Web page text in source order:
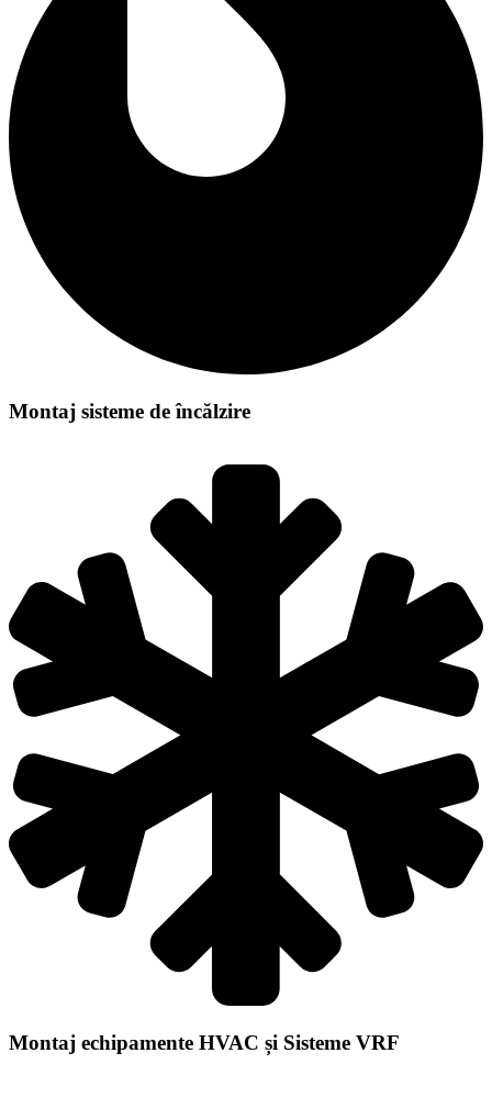
Montaj sisteme de încălzire
Montaj echipamente HVAC și Sisteme VRF